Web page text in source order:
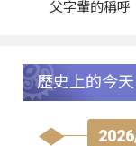
父字輩的稱呼
歷史上的今天